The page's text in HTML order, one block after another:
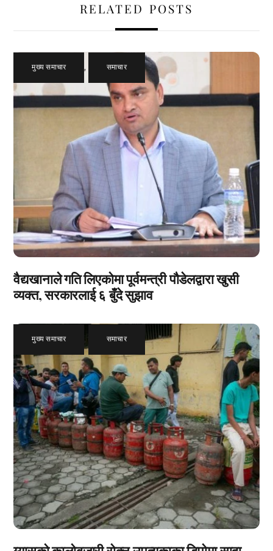
RELATED POSTS
मुख्य समाचार , समाचार
वैद्यखानाले गति लिएकोमा पूर्वमन्त्री पौडेलद्वारा खुसी
व्यक्त, सरकारलाई ६ बुँदे सुझाव
मुख्य समाचार , समाचार